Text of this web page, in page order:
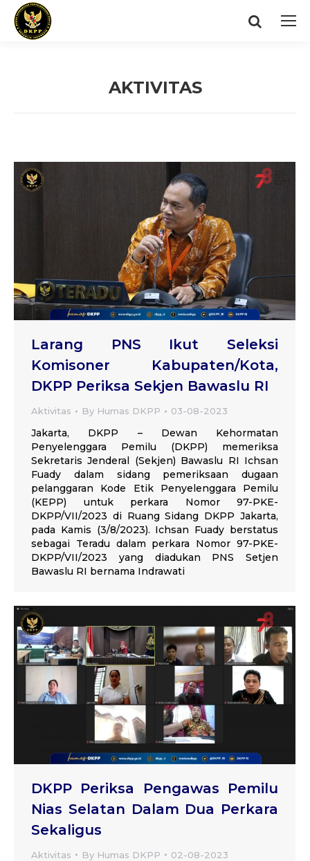
Search:
AKTIVITAS
Larang PNS Ikut Seleksi
Komisoner Kabupaten/Kota,
DKPP Periksa Sekjen Bawaslu RI
Aktivitas By Humas DKPP 03-08-2023
Jakarta, DKPP – Dewan Kehormatan
Penyelenggara Pemilu (DKPP) memeriksa
Sekretaris Jenderal (Sekjen) Bawaslu RI Ichsan
Fuady dalam sidang pemeriksaan dugaan
pelanggaran Kode Etik Penyelenggara Pemilu
(KEPP) untuk perkara Nomor 97-PKE-
DKPP/VII/2023 di Ruang Sidang DKPP Jakarta,
pada Kamis (3/8/2023). Ichsan Fuady berstatus
sebagai Teradu dalam perkara Nomor 97-PKE-
DKPP/VII/2023 yang diadukan PNS Setjen
Bawaslu RI bernama Indrawati
DKPP Periksa Pengawas Pemilu
Nias Selatan Dalam Dua Perkara
Sekaligus
Aktivitas By Humas DKPP 02-08-2023